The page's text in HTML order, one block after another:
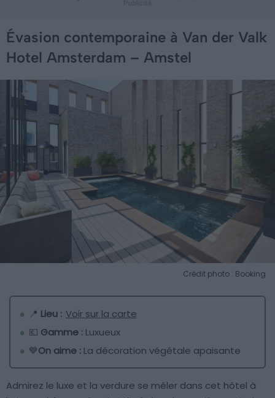
Évasion contemporaine à Van der Valk
Hotel Amsterdam – Amstel
Crédit photo : Booking
📍 Lieu : Voir sur la carte
💶 Gamme : Luxueux
💙On aime : La décoration végétale apaisante
Admirez le luxe et la verdure se mêler dans cet hôtel à